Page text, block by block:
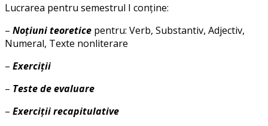
Lucrarea pentru semestrul I conţine:
– Noţiuni teoretice pentru: Verb, Substantiv, Adjectiv,
Numeral, Texte nonliterare
– Exerciţii
– Teste de evaluare
– Exerciţii recapitulative